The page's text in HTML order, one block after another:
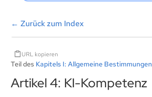
←Zurück zum Index
URL kopieren
Teil des Kapitels I: Allgemeine Bestimmungen
Artikel 4: KI-Kompetenz